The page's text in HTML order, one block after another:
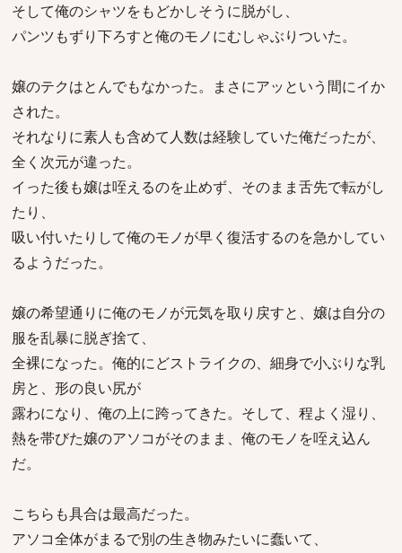
そして俺のシャツをもどかしそうに脱がし、
パンツもずり下ろすと俺のモノにむしゃぶりついた。
嬢のテクはとんでもなかった。まさにアッという間にイか
された。
それなりに素人も含めて人数は経験していた俺だったが、
全く次元が違った。
イった後も嬢は咥えるのを止めず、そのまま舌先で転がし
たり、
吸い付いたりして俺のモノが早く復活するのを急かしてい
るようだった。
嬢の希望通りに俺のモノが元気を取り戻すと、嬢は自分の
服を乱暴に脱ぎ捨て、
全裸になった。俺的にどストライクの、細身で小ぶりな乳
房と、形の良い尻が
露わになり、俺の上に跨ってきた。そして、程よく湿り、
熱を帯びた嬢のアソコがそのまま、俺のモノを咥え込ん
だ。
こちらも具合は最高だった。
アソコ全体がまるで別の生き物みたいに蠢いて、